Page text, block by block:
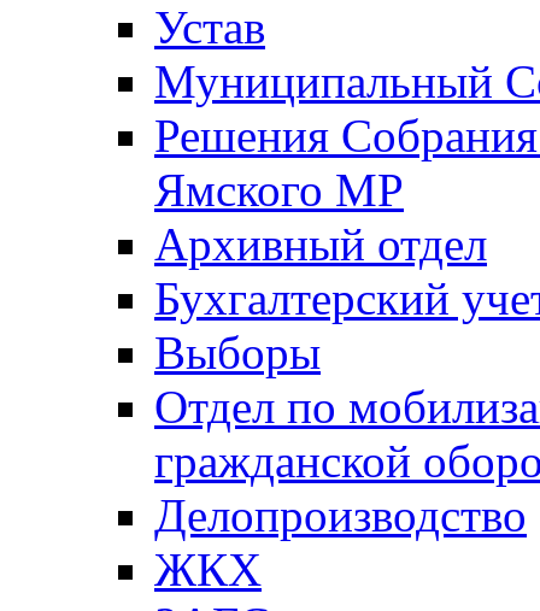
Устав
Муниципальный
Решения
Ямского МР
Архивный отдел
Бухгалтерский
Выборы
Отдел по
гражданской
Делопроизводство
ЖКХ